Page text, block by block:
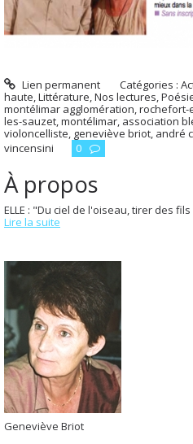
Lien permanent Catégories :
haute,Littérature,Nos lectures,
montélimar agglomération,rochefort-
les-sauzet,montélimar, association
violoncelliste, geneviève briot, andré
vincensini
0
À propos
ELLE : "Du ciel de l'oiseau, tirer des
Lire la suite
Geneviève Briot